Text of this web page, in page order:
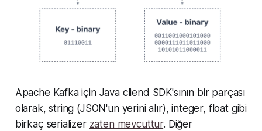
Apache Kafka için Java cliend SDK'sının bir parçası
olarak, string (JSON'un yerini alır), integer, float gibi
birkaç serializer zaten mevcuttur. Diğer